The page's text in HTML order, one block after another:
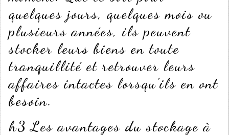
quelques jours, quelques mois ou
plusieurs années, ils peuvent
stocker leurs biens en toute
tranquillité et retrouver leurs
affaires intactes lorsqu'ils en ont
besoin.
h3 Les avantages du stockage à